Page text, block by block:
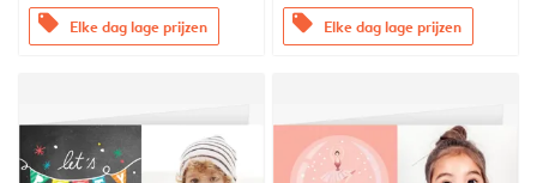
offers Elke dag lage prijzen offers Elke dag lage prijzen